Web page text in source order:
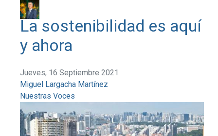
La sostenibilidad es aquí
y ahora
Jueves, 16 Septiembre 2021
Miguel Largacha Martínez
Nuestras Voces